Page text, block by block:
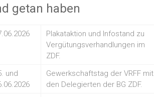
getan haben
Plakataktion und Infostand zu
Vergütungsverhandlungen im
ZDF.
und
Gewerkschaftstag der VRFF mit
den Delegierten der BG ZDF.